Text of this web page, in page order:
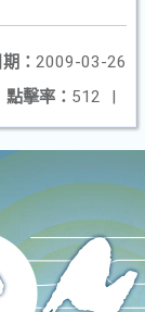
： 2009-03-26
點擊率： 512 |